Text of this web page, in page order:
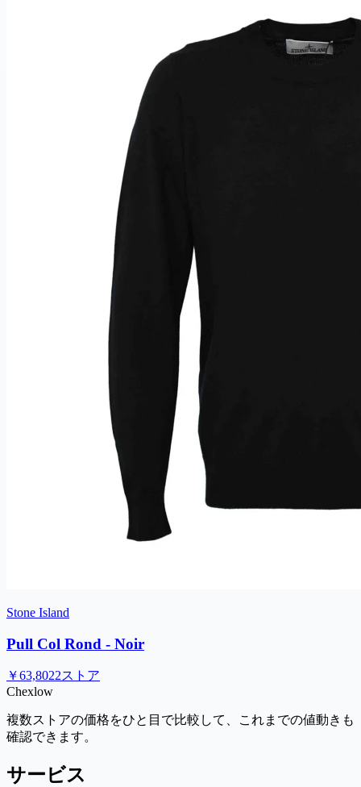
Stone Island
Pull Col Rond - Noir
￥63,8022ストア
Chexlow
複数ストアの価格をひと目で比較して、これまでの値動きも
確認できます。
サービス